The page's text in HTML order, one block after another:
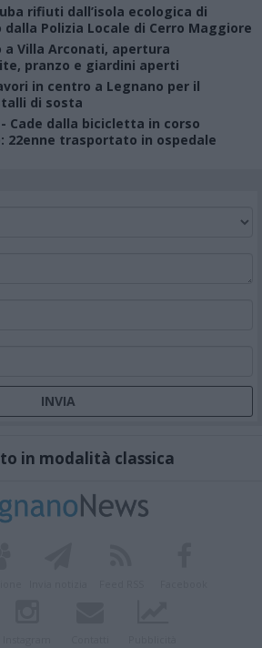
rifiuti dall’isola ecologica di
Polizia Locale di Cerro Maggiore
a Villa Arconati, apertura
pranzo e giardini aperti
in centro a Legnano per il
di sosta
- Cade dalla bicicletta in corso
22enne trasportato in ospedale
in modalità classica